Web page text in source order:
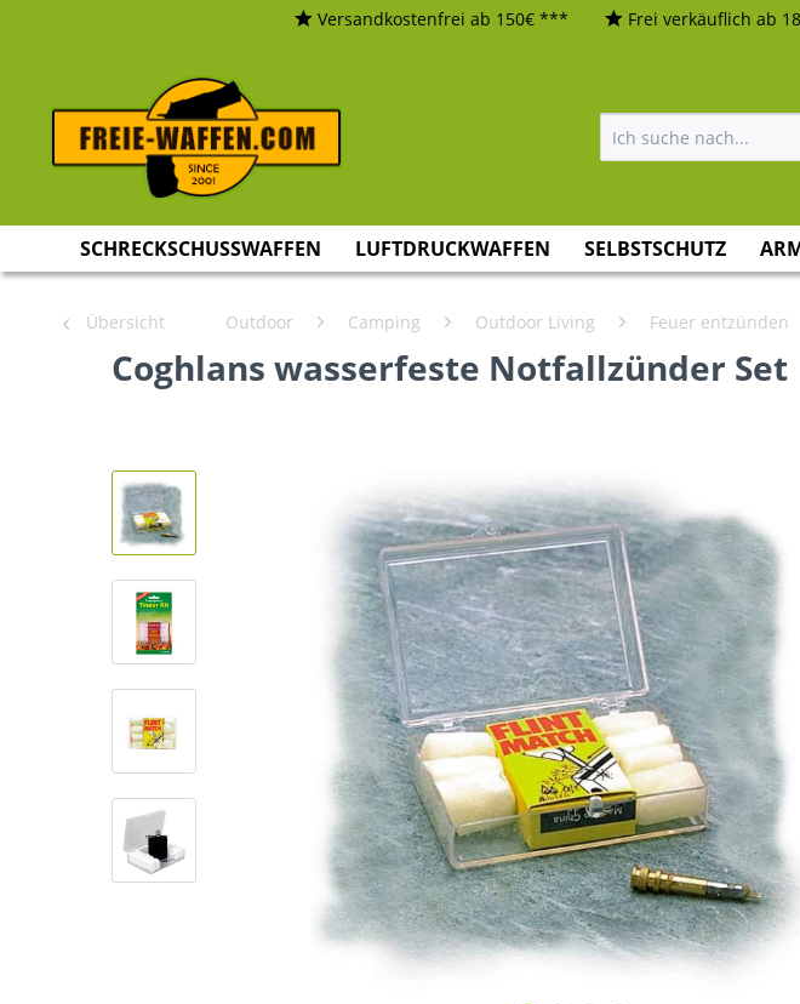
Versandkostenfrei ab 150€ *** Frei verkäuflich ab
SCHRECKSCHUSSWAFFEN LUFTDRUCKWAFFEN SELBSTSCHUTZ
Übersicht Outdoor Camping Outdoor Living Feuer entzünden
Coghlans wasserfeste Notfallzünder Set